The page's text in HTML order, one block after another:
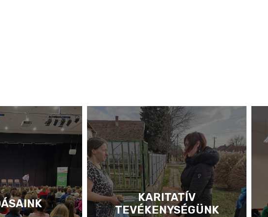
KARITATÍV
TEVÉKENYSÉGÜNK